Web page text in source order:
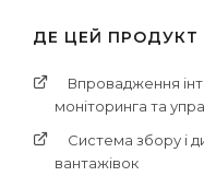
ДЕ ЦЕЙ ПРОДУКТ
Впровадження
моніторинга та
Система збору і
вантажівок